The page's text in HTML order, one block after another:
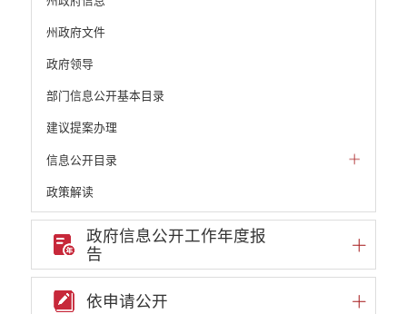
州政府文件
政府领导
部门信息公开基本目录
建议提案办理
信息公开目录
政策解读
机构职能和权责清单
自然资源政务公开
重点领域信息公开
政府信息公开工作年度报
告
依申请公开